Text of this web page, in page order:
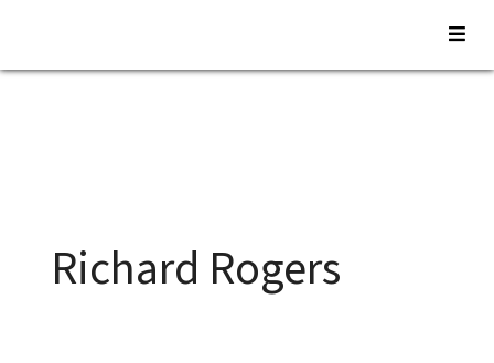
Saltar
Richard Rogers